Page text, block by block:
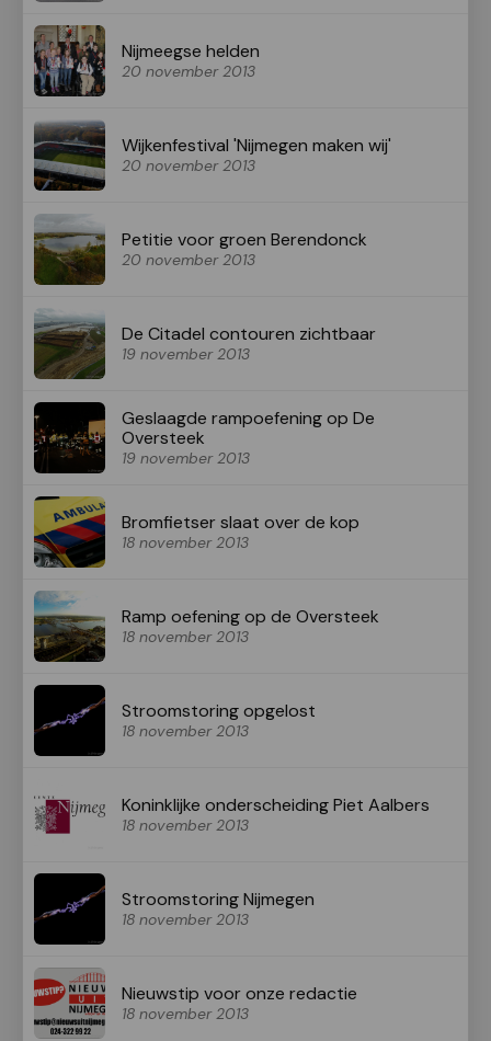
Nijmeegse helden
20 november 2013
Wijkenfestival 'Nijmegen maken wij'
20 november 2013
Petitie voor groen Berendonck
20 november 2013
De Citadel contouren zichtbaar
19 november 2013
Geslaagde rampoefening op De
Oversteek
19 november 2013
Bromfietser slaat over de kop
18 november 2013
Ramp oefening op de Oversteek
18 november 2013
Stroomstoring opgelost
18 november 2013
Koninklijke onderscheiding Piet Aalbers
18 november 2013
Stroomstoring Nijmegen
18 november 2013
Nieuwstip voor onze redactie
18 november 2013